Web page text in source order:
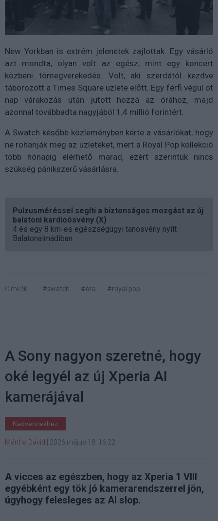
New Yorkban is extrém jelenetek zajlottak. Egy vásárló
azt mondta, olyan volt az egész, mint egy koncert
közbeni tömegverekedés. Volt, aki szerdától kezdve
táborozott a Times Square üzlete előtt. Egy férfi végül öt
nap várakozás után jutott hozzá az órához, majd
azonnal továbbadta nagyjából 1,4 millió forintért.
A Swatch később közleményben kérte a vásárlókat, hogy
ne rohanják meg az üzleteket, mert a Royal Pop kollekció
több hónapig elérhető marad, ezért szerintük nincs
szükség pánikszerű vásárlásra.
Pulzusméréssel segíti a biztonságos mozgást az új
balatoni kardioösvény (X)
4 és egy 8 km-es egészségügyi tanösvény nyílt
Balatonalmádiban.
Címkék: #swatch #óra #royal pop
A Sony nagyon szeretné, hogy
oké legyél az új Xperia AI
kamerájával
Kedvencekhez
Mártha Dávid | 2026 május 18. 16:22
A vicces az egészben, hogy az Xperia 1 VIII
egyébként egy tök jó kamerarendszerrel jön,
úgyhogy felesleges az AI slop.